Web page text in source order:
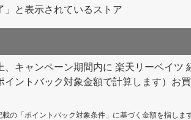
」と表示されているストア
キャンペーン期間内に 楽天リーベイツ
ントバック対象金額で計算します）お買
の「ポイントバック対象条件」に基づく金額を指しま